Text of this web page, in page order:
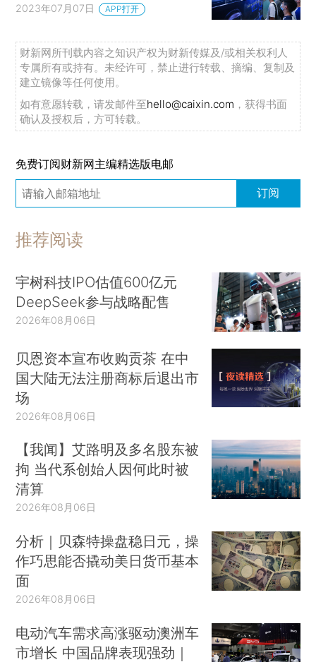
2023年07月07日 APP打开
财新网所刊载内容之知识产权为财新传媒及/或相关权利人
专属所有或持有。未经许可，禁止进行转载、摘编、复制及
建立镜像等任何使用。
如有意愿转载，请发邮件至hello@caixin.com ，获得书面
确认及授权后，方可转载。
免费订阅财新网主编精选版电邮
订阅
推荐阅读
宇树科技IPO估值600亿元
DeepSeek参与战略配售
2026年08月06日
贝恩资本宣布收购贡茶 在中
国大陆无法注册商标后退出市
场
2026年08月06日
【我闻】艾路明及多名股东被
拘 当代系创始人因何此时被
清算
2026年08月06日
分析｜贝森特操盘稳日元，操
作巧思能否撬动美日货币基本
面
2026年08月06日
电动汽车需求高涨驱动澳洲车
市增长 中国品牌表现强劲｜